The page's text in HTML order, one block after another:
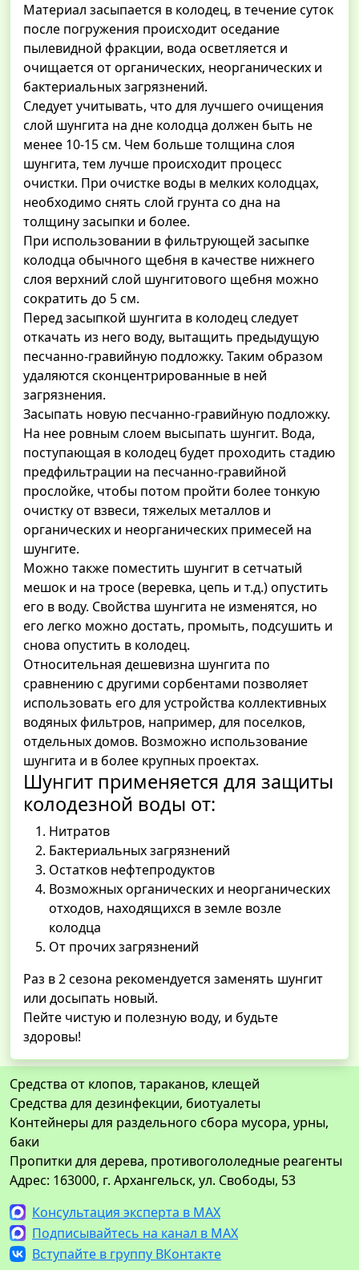
Материал засыпается в колодец, в течение суток
после погружения происходит оседание
пылевидной фракции, вода осветляется и
очищается от органических, неорганических и
бактериальных загрязнений.
Следует учитывать, что для лучшего очищения
слой шунгита на дне колодца должен быть не
менее 10-15 см. Чем больше толщина слоя
шунгита, тем лучше происходит процесс
очистки. При очистке воды в мелких колодцах,
необходимо снять слой грунта со дна на
толщину засыпки и более.
При использовании в фильтрующей засыпке
колодца обычного щебня в качестве нижнего
слоя верхний слой шунгитового щебня можно
сократить до 5 см.
Перед засыпкой шунгита в колодец следует
откачать из него воду, вытащить предыдущую
песчанно-гравийную подложку. Таким образом
удаляются сконцентрированные в ней
загрязнения.
Засыпать новую песчанно-гравийную подложку.
На нее ровным слоем высыпать шунгит. Вода,
поступающая в колодец будет проходить стадию
предфильтрации на песчанно-гравийной
прослойке, чтобы потом пройти более тонкую
очистку от взвеси, тяжелых металлов и
органических и неорганических примесей на
шунгите.
Можно также поместить шунгит в сетчатый
мешок и на тросе (веревка, цепь и т.д.) опустить
его в воду. Свойства шунгита не изменятся, но
его легко можно достать, промыть, подсушить и
снова опустить в колодец.
Относительная дешевизна шунгита по
сравнению с другими сорбентами позволяет
использовать его для устройства коллективных
водяных фильтров, например, для поселков,
отдельных домов. Возможно использование
шунгита и в более крупных проектах.
Шунгит применяется для защиты
колодезной воды от:
Нитратов
Бактериальных загрязнений
Остатков нефтепродуктов
Возможных органических и неорганических
отходов, находящихся в земле возле
колодца
От прочих загрязнений
Раз в 2 сезона рекомендуется заменять шунгит
или досыпать новый.
Пейте чистую и полезную воду, и будьте
здоровы!
Средства от клопов, тараканов, клещей
Средства для дезинфекции, биотуалеты
Контейнеры для раздельного сбора мусора, урны,
баки
Пропитки для дерева, противогололедные реагенты
Адрес: 163000, г. Архангельск, ул. Свободы, 53
Консультация эксперта в MAX
Подписывайтесь на канал в MAX
Вступайте в группу ВКонтакте